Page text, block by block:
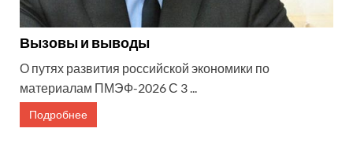
Вызовы и выводы
О путях развития российской экономики по
материалам ПМЭФ-2026 С 3 ...
Подробнее